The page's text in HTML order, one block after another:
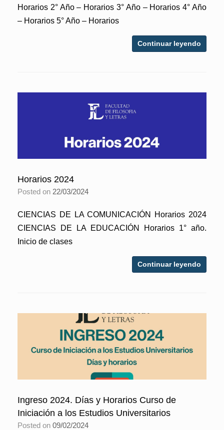
Horarios 2° Año – Horarios 3° Año – Horarios 4° Año
– Horarios 5° Año – Horarios
Continuar leyendo
Horarios 2024
Posted on 22/03/2024
CIENCIAS DE LA COMUNICACIÓN Horarios 2024
CIENCIAS DE LA EDUCACIÓN Horarios 1° año.
Inicio de clases
Continuar leyendo
Ingreso 2024. Días y Horarios Curso de
Iniciación a los Estudios Universitarios
Posted on 09/02/2024